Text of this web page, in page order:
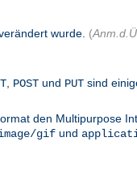
wurde. (
POST und PUT sind
den Multipurpose
gif und